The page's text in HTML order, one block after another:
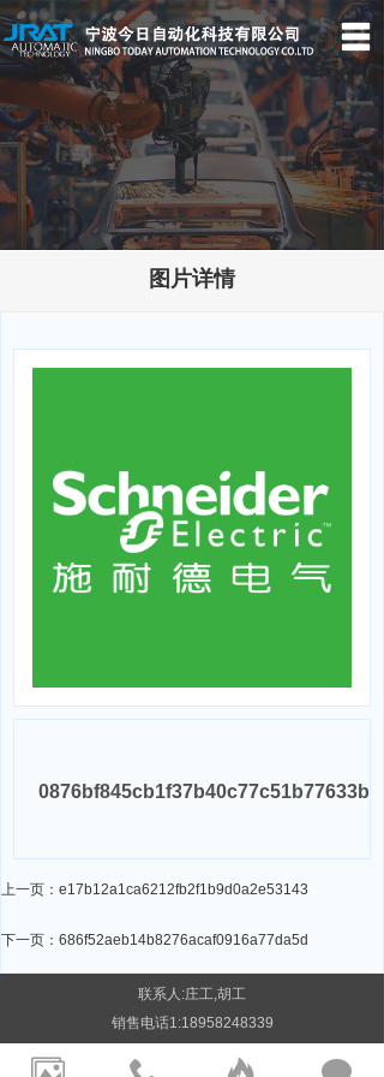
图片详情
首页
关于我们
产品中心
新闻动态
0876bf845cb1f37b40c77c51b77633b
上一页：e17b12a1ca6212fb2f1b9d0a2e53143
下一页：686f52aeb14b8276acaf0916a77da5d
联系人:庄工,胡工
销售电话1:18958248339